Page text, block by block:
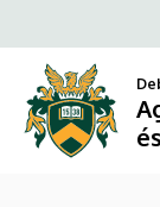
szavazás
2019.
a
tartalomra